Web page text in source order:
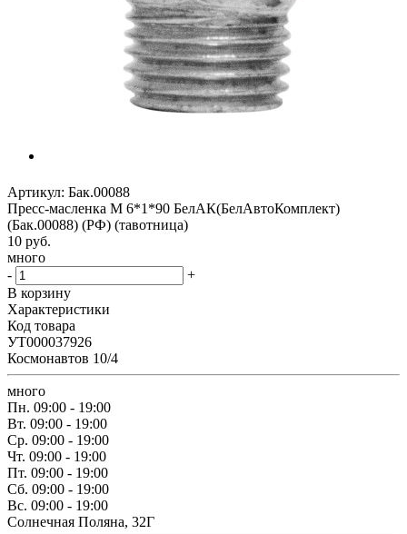
Артикул: Бак.00088
Пресс-масленка М 6*1*90 БелАК(БелАвтоКомплект)
(Бак.00088) (РФ) (тавотница)
10 руб.
много
-
+
В корзину
Характеристики
Код товара
УТ000037926
Космонавтов 10/4
много
Пн. 09:00 - 19:00
Вт. 09:00 - 19:00
Ср. 09:00 - 19:00
Чт. 09:00 - 19:00
Пт. 09:00 - 19:00
Сб. 09:00 - 19:00
Вс. 09:00 - 19:00
Солнечная Поляна, 32Г